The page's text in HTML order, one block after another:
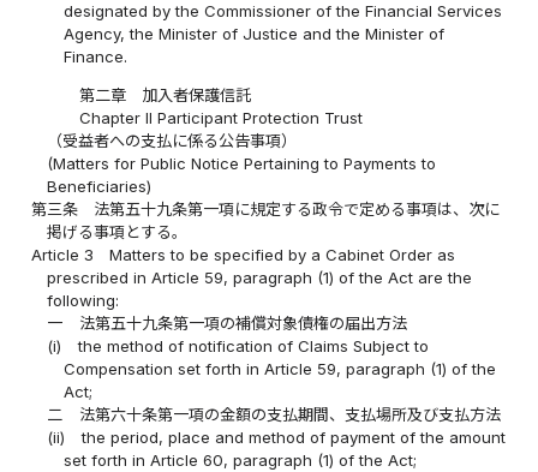
designated by the Commissioner of the Financial Services
Agency, the Minister of Justice and the Minister of
Finance.
第二章 加入者保護信託
Chapter II Participant Protection Trust
（受益者への支払に係る公告事項）
(Matters for Public Notice Pertaining to Payments to
Beneficiaries)
第三条
法第五十九条第一項に規定する政令で定める事項は、次に
掲げる事項とする。
Article 3
Matters to be specified by a Cabinet Order as
prescribed in Article 59, paragraph (1) of the Act are the
following:
一
法第五十九条第一項の補償対象債権の届出方法
(i)
the method of notification of Claims Subject to
Compensation set forth in Article 59, paragraph (1) of the
Act;
二
法第六十条第一項の金額の支払期間、支払場所及び支払方法
(ii)
the period, place and method of payment of the amount
set forth in Article 60, paragraph (1) of the Act;